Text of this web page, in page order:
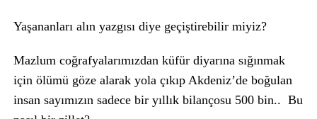
Yaşananları alın yazgısı diye geçiştirebilir miyiz?
Mazlum coğrafyalarımızdan küfür diyarına sığınmak
için ölümü göze alarak yola çıkıp Akdeniz’de boğulan
insan sayımızın sadece bir yıllık bilançosu 500 bin.. Bu